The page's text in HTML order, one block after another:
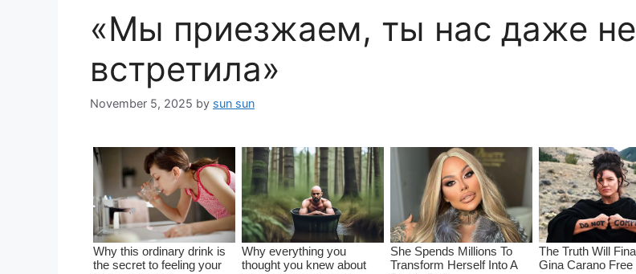
«Мы приезжаем, ты нас даже не
встретила»
November 5, 2025 by sun sun